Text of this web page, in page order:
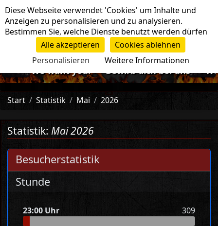
Navigation
want you!<=- Bewirb dich bei uns -=>We want
Start Statistik Mai 2026
Statistik: Mai 2026
Besucherstatistik
Stunde
23:00 Uhr 309
Cookie-Einstellungen
Diese Webseite verwendet 'Cookies' um Inhalte und
Anzeigen zu personalisieren und zu analysieren.
Bestimmen Sie, welche Dienste benutzt werden dürfen
Alle akzeptieren
Cookies ablehnen
Personalisieren
Weitere Informationen